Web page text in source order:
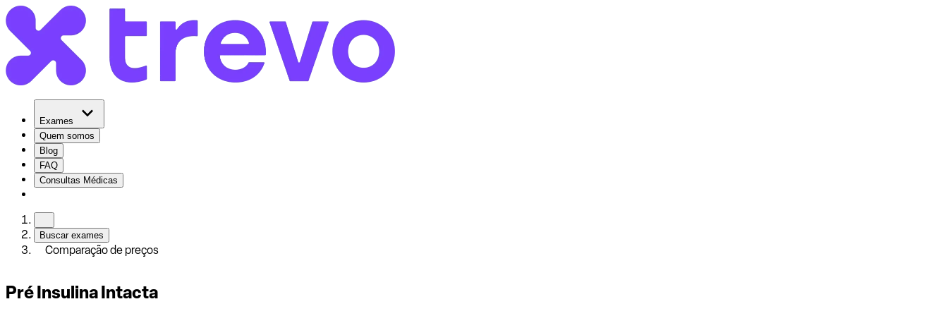
Exames
Quem somos
Blog
FAQ
Consultas Médicas
Buscar exames
Comparação de preços
Pré Insulina Intacta